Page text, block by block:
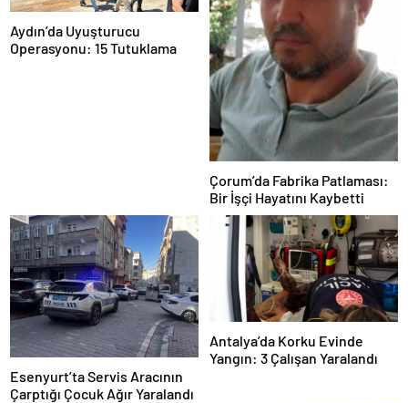
Aydın’da Uyuşturucu
Operasyonu: 15 Tutuklama
Çorum’da Fabrika Patlaması:
Bir İşçi Hayatını Kaybetti
Esenyurt’ta Servis Aracının
Çarptığı Çocuk Ağır Yaralandı
Antalya’da Korku Evinde
Yangın: 3 Çalışan Yaralandı